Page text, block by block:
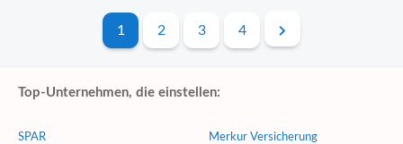
1 2 3 4
Top-Unternehmen, die einstellen:
SPAR Merkur Versicherung